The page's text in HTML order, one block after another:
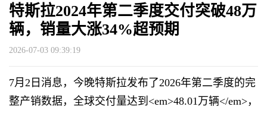
特斯拉2024年第二季度交付突破48万
辆，销量大涨34%超预期
2026-07-03 09:39:19
7月2日消息，今晚特斯拉发布了2026年第二季度的完
整产销数据，全球交付量达到<em>48.01万辆</em>，